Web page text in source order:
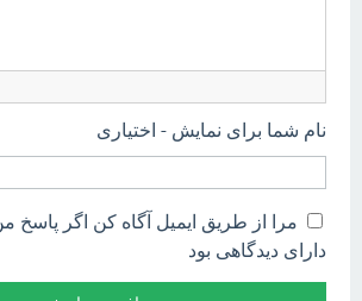
نام شما برای نمایش - اختیاری
مرا از طریق ایمیل آگاه کن اگر پاسخ
دارای دیدگاهی بود